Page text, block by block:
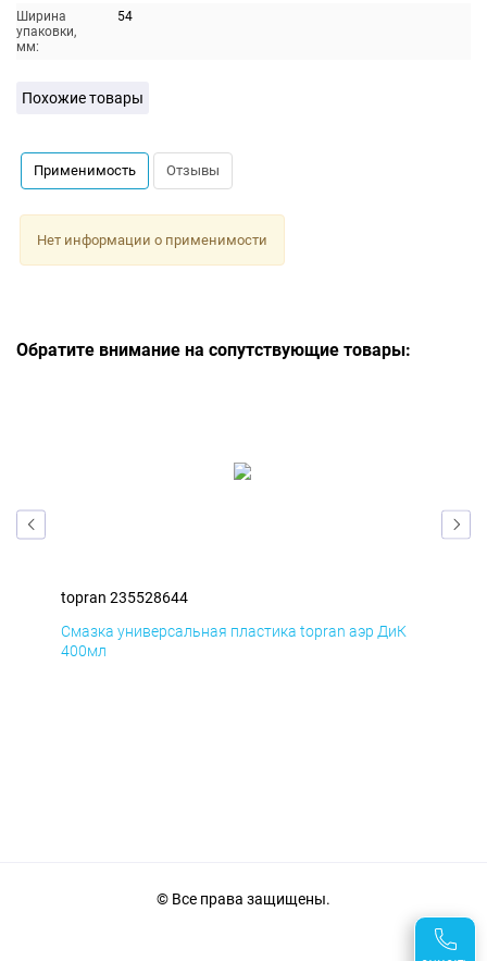
Ширина
упаковки,
мм:
54
Похожие товары
Применимость Отзывы
Нет информации о применимости
Обратите внимание на сопутствующие товары:
topran 235528644
Смазка универсальная пластика topran аэр ДиК
400мл
© Все права защищены.